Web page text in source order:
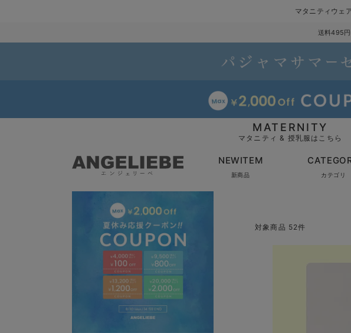
マタニティウェ
送料495
MATERNITY
マタニティ & 授乳服はこちら
NEWITEM
新商品 カテゴリ
対象商品 52件